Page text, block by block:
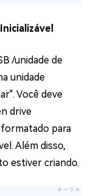
/unidade de
unidade
Você deve
drive
formatado para
Além disso,
estiver criando.